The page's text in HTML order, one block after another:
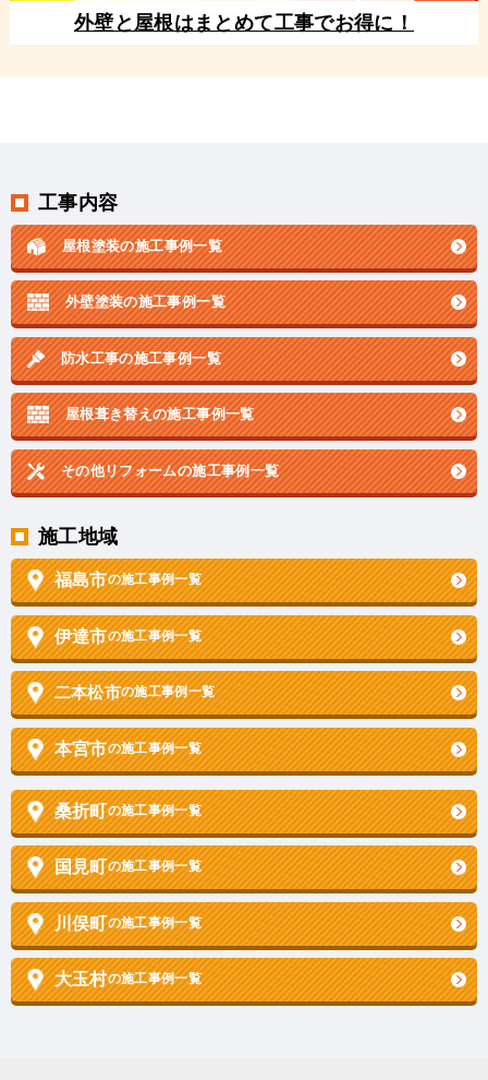
外壁と屋根はまとめて工事でお得に！
工事内容
屋根塗装の施工事例一覧
外壁塗装の施工事例一覧
防水工事の施工事例一覧
屋根葺き替えの施工事例一覧
その他リフォームの施工事例一覧
施工地域
福島市の施工事例一覧
伊達市の施工事例一覧
二本松市の施工事例一覧
本宮市の施工事例一覧
桑折町の施工事例一覧
国見町の施工事例一覧
川俣町の施工事例一覧
大玉村の施工事例一覧